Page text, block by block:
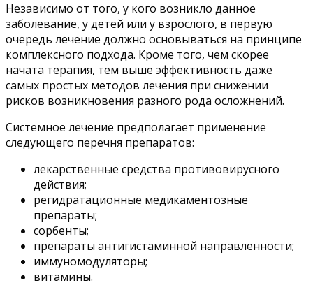
Независимо от того, у кого возникло данное
заболевание, у детей или у взрослого, в первую
очередь лечение должно основываться на принципе
комплексного подхода. Кроме того, чем скорее
начата терапия, тем выше эффективность даже
самых простых методов лечения при снижении
рисков возникновения разного рода осложнений.
Системное лечение предполагает применение
следующего перечня препаратов:
лекарственные средства противовирусного
действия;
регидратационные медикаментозные
препараты;
сорбенты;
препараты антигистаминной направленности;
иммуномодуляторы;
витамины.